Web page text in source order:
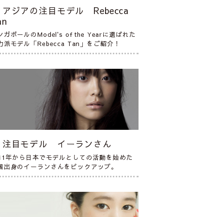
アジアの注目モデル Rebecca
ガポールのModel's of the Yearに選ばれた
派モデル「Rebecca Tan」をご紹介！
注目モデル イーランさん
年から日本でモデルとしての活動を始めた
出身のイーランさんをピックアップ。